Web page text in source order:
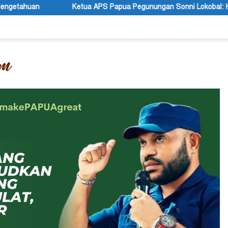
Pegunungan Sonni Lokobal: Kalau Mau KPK Audit Dana